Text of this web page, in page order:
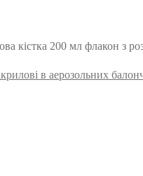
кістка 200 мл флакон з
в аерозольних